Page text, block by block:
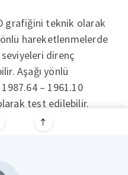
grafiğini teknik olarak
hareketlenmelerde
seviyeleri direnç
Aşağı yönlü
– 1961.10
test edilebilir.